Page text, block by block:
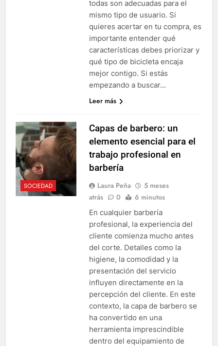
todas son adecuadas para el
mismo tipo de usuario. Si
quieres acertar en tu compra, es
importante entender qué
características debes priorizar y
qué tipo de bicicleta encaja
mejor contigo. Si estás
empezando a buscar…
Leer más
SOCIEDAD
Capas de barbero: un
elemento esencial para el
trabajo profesional en
barbería
Laura Peña
5 meses
atrás
0 6 minutos
En cualquier barbería
profesional, la experiencia del
cliente comienza mucho antes
del corte. Detalles como la
higiene, la comodidad y la
presentación del servicio
influyen directamente en la
percepción del cliente. En este
contexto, la capa de barbero se
ha convertido en una
herramienta imprescindible
dentro del equipamiento de